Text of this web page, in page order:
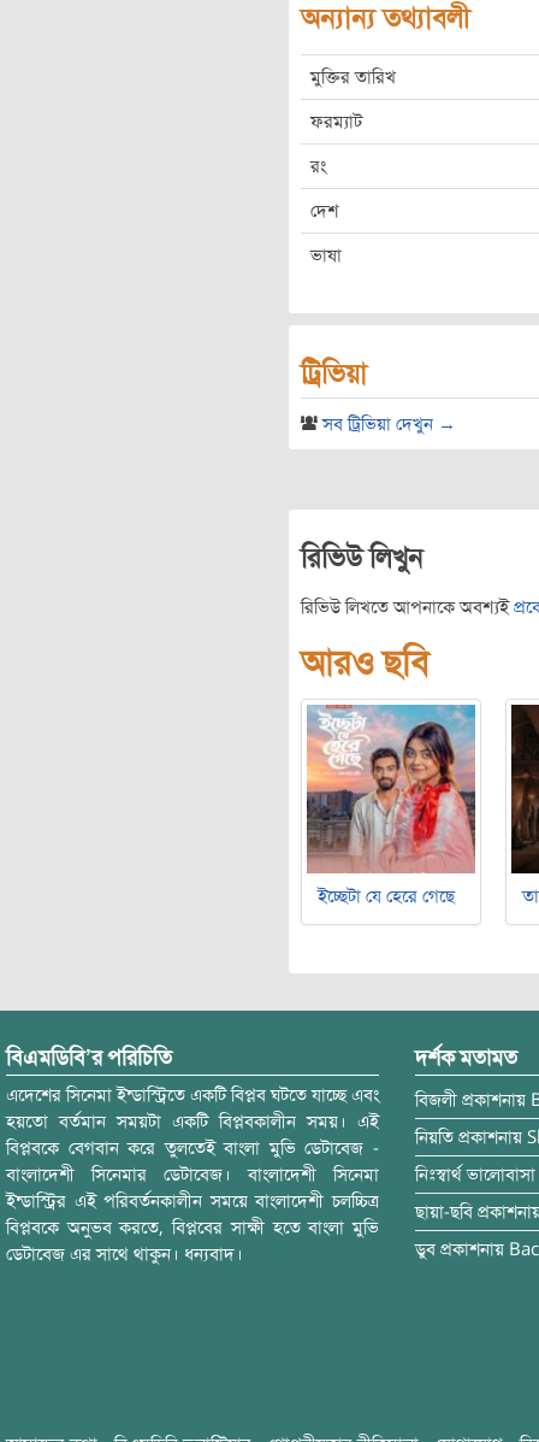
অন্যান্য তথ্যাবলী
মুক্তির তারিখ
ফরম্যাট
রং
দেশ
ভাষা
ট্রিভিয়া
সব ট্রিভিয়া দেখুন →
রিভিউ লিখুন
রিভিউ লিখতে আপনাকে অবশ্যই
আরও ছবি
ইচ্ছেটা যে হেরে গেছে
বিএমডিবি’র পরিচিতি
এদেশের সিনেমা ইন্ডাস্ট্রিতে একটি বিপ্লব ঘটতে যাচ্ছে এবং
হয়তো বর্তমান সময়টা একটি বিপ্লবকালীন সময়। এই
বিপ্লবকে বেগবান করে তুলতেই বাংলা মুভি ডেটাবেজ -
বাংলাদেশী সিনেমার ডেটাবেজ। বাংলাদেশী সিনেমা
ইন্ডাস্ট্রির এই পরিবর্তনকালীন সময়ে বাংলাদেশী চলচ্চিত্র
বিপ্লবকে অনুভব করতে, বিপ্লবের সাক্ষী হতে বাংলা মুভি
ডেটাবেজ এর সাথে থাকুন। ধন্যবাদ।
দর্শক মতামত
বিজলী প্রকাশনায়
নিয়তি প্রকাশনায়
নিঃস্বার্থ ভালোবাসা
ছায়া-ছবি
ডুব প্রকাশনায়